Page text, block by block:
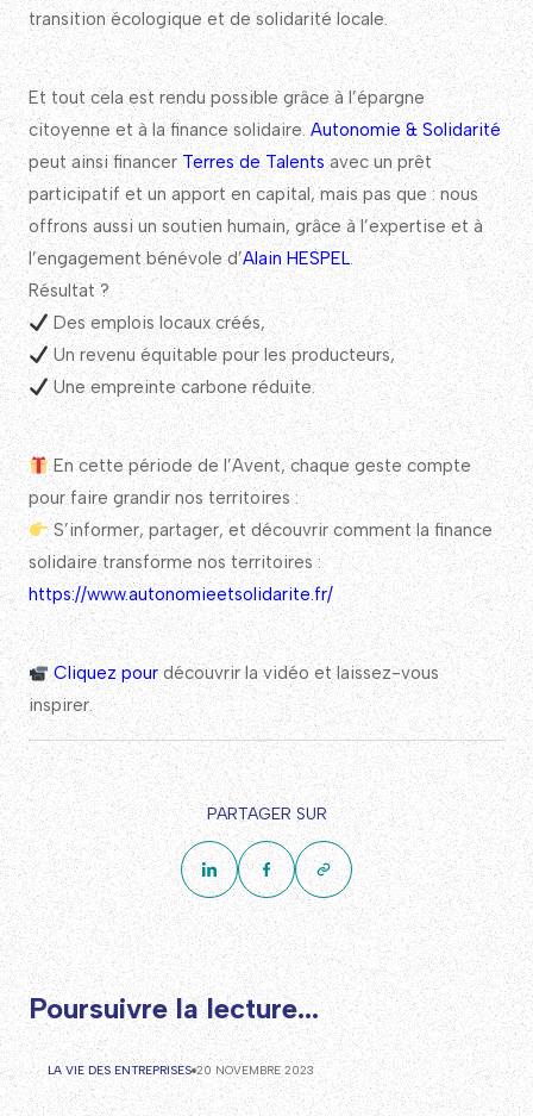
transition écologique et de solidarité locale.
Et tout cela est rendu possible grâce à l’épargne
citoyenne et à la finance solidaire. Autonomie & Solidarité
peut ainsi financer Terres de Talents avec un prêt
participatif et un apport en capital, mais pas que : nous
offrons aussi un soutien humain, grâce à l’expertise et à
l’engagement bénévole d’Alain HESPEL.
Résultat ?
Des emplois locaux créés,
Un revenu équitable pour les producteurs,
Une empreinte carbone réduite.
En cette période de l’Avent, chaque geste compte
pour faire grandir nos territoires :
S’informer, partager, et découvrir comment la finance
solidaire transforme nos territoires :
https://www.autonomieetsolidarite.fr/
Cliquez pourdécouvrir la vidéo et laissez-vous
inspirer.
PARTAGER SUR
Poursuivre la lecture...
LA VIE DES ENTREPRISES 20 NOVEMBRE 2023